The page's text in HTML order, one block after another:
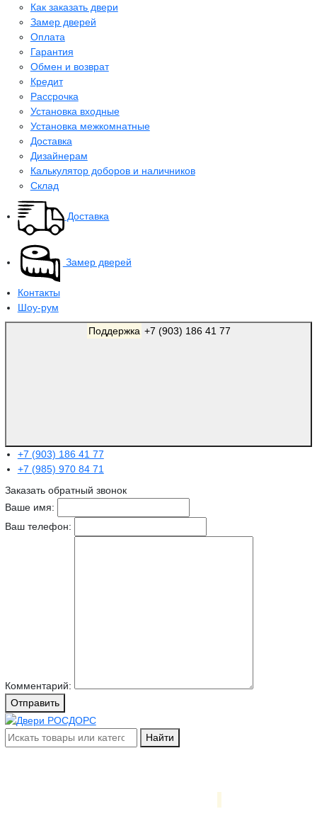
Как заказать двери
Замер дверей
Оплата
Гарантия
Обмен и возврат
Кредит
Рассрочка
Установка входные
Установка межкомнатные
Доставка
Дизайнерам
Калькулятор доборов и наличников
Склад
Доставка
Замер дверей
Контакты
Шоу-рум
Поддержка
+7 (903) 186 41 77
+7 (985) 970 84 71
Заказать обратный звонок
Ваше имя:
Ваш телефон:
Комментарий:
Отправить
Найти